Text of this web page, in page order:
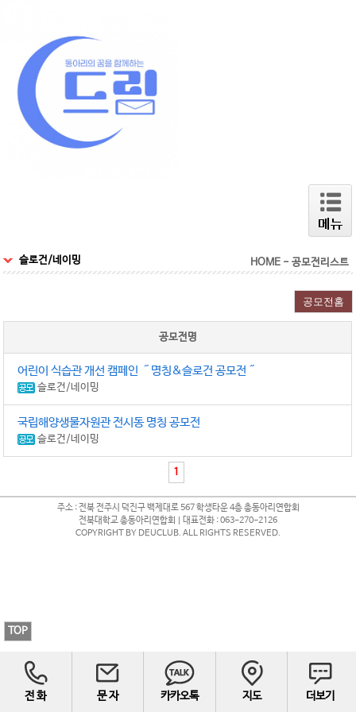
슬로건/네이밍 HOME - 공모전리스트
공모전명
어린이 식습관 개선 캠페인 ˝명칭&슬로건 공모전˝
슬로건/네이밍
국립해양생물자원관 전시동 명칭 공모전
슬로건/네이밍
1
주소 : 전북 전주시 덕진구 백제대로 567 학생타운 4층 총동아리연합회
전북대학교 총동아리연합회 | 대표전화 : 063-270-2126
COPYRIGHT BY DEUCLUB. ALL RIGHTS RESERVED.
전 화 문 자 카카오톡 지도 더보기
TOP